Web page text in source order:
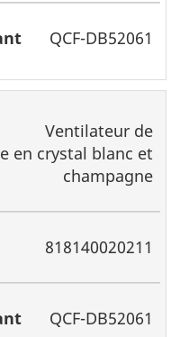
QCF-DB52061
Ventilateur de
en crystal blanc et
champagne
818140020211
QCF-DB52061